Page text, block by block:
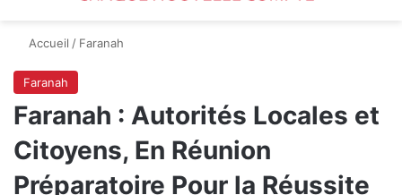
Accueil / Faranah
Faranah
Faranah : Autorités Locales et
Citoyens, En Réunion
Préparatoire Pour la Réussite